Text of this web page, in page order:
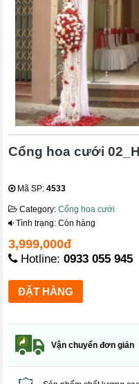
Cổng hoa cưới
Mã SP:4533
Category:Cổng hoa cưới
Tình trạng: Còn hàng
3,999,000đ
Hotline:0933 055 945
Vận chuyển đơn giản